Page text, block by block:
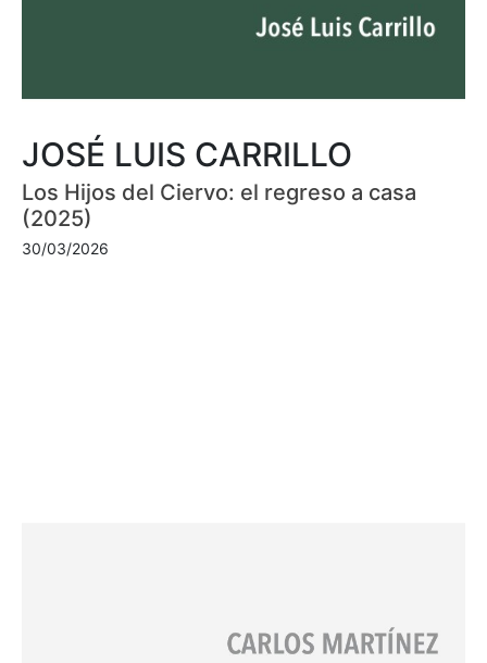
JOSÉ LUIS CARRILLO
Los Hijos del Ciervo: el regreso a casa
(2025)
30/03/2026